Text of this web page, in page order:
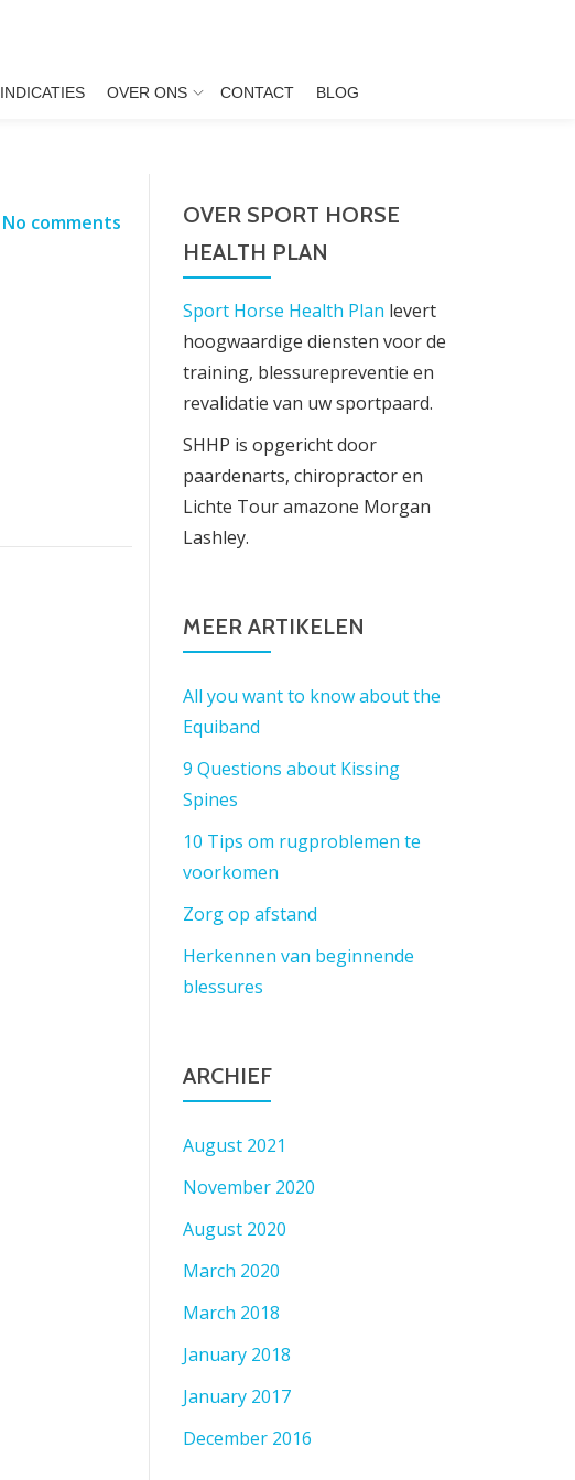
INDICATIES OVER ONS CONTACT BLOG
No comments
OVER SPORT HORSE
HEALTH PLAN
Sport Horse Health Plan levert
hoogwaardige diensten voor de
training, blessurepreventie en
revalidatie van uw sportpaard.
SHHP is opgericht door
paardenarts, chiropractor en
Lichte Tour amazone Morgan
Lashley.
MEER ARTIKELEN
All you want to know about the
Equiband
9 Questions about Kissing
Spines
10 Tips om rugproblemen te
voorkomen
Zorg op afstand
Herkennen van beginnende
blessures
ARCHIEF
August 2021
November 2020
August 2020
March 2020
March 2018
January 2018
January 2017
December 2016